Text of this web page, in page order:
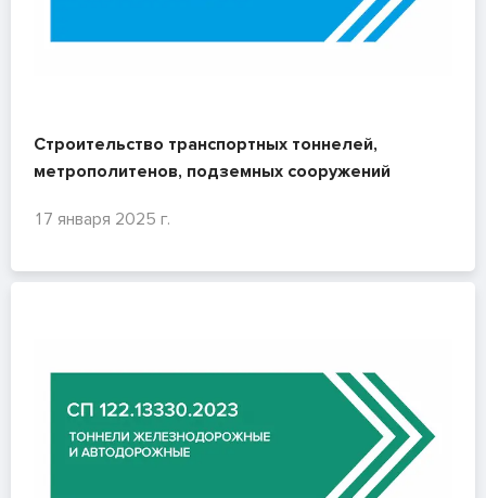
Строительство транспортных тоннелей,
метрополитенов, подземных сооружений
17 января 2025 г.